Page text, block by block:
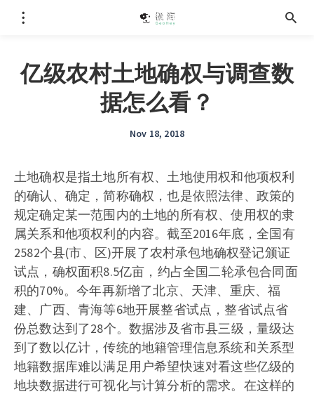
亿级农村土地确权与调查数
据怎么看？
Nov 18, 2018
土地确权是指土地所有权、土地使用权和他项权利
的确认、确定，简称确权，也是依照法律、政策的
规定确定某一范围内的土地的所有权、使用权的隶
属关系和他项权利的内容。截至2016年底，全国有
2582个县(市、区)开展了农村承包地确权登记颁证
试点，确权面积8.5亿亩，约占全国二轮承包合同面
积的70%。今年再新增了北京、天津、重庆、福
建、广西、青海等6地开展整省试点，整省试点省
份总数达到了28个。数据涉及省市县三级，量级达
到了数以亿计，传统的地籍管理信息系统和关系型
地籍数据库难以满足用户希望快速对看这些亿级的
地块数据进行可视化与计算分析的需求。在这样的